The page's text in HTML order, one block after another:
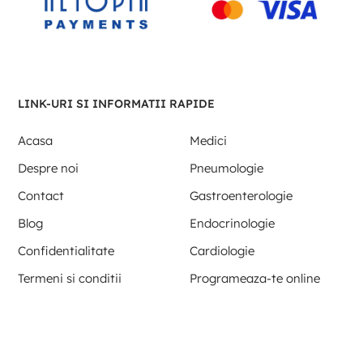
LINK-URI SI INFORMATII RAPIDE
Acasa
Medici
Despre noi
Pneumologie
Contact
Gastroenterologie
Blog
Endocrinologie
Confidentialitate
Cardiologie
Termeni si conditii
Programeaza-te online